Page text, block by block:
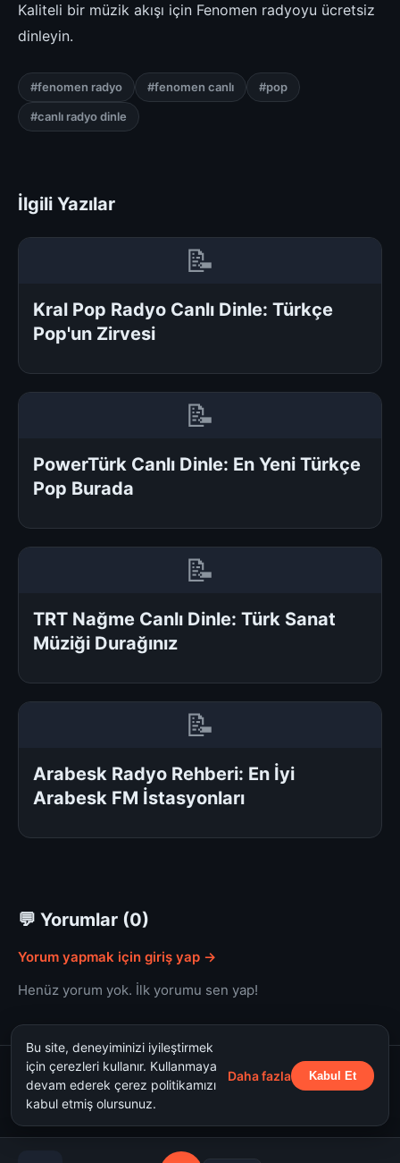
Kaliteli bir müzik akışı için Fenomen radyoyu ücretsiz
dinleyin.
#fenomen radyo #fenomen canlı #pop
#canlı radyo dinle
İlgili Yazılar
📝
Kral Pop Radyo Canlı Dinle: Türkçe
Pop'un Zirvesi
📝
PowerTürk Canlı Dinle: En Yeni Türkçe
Pop Burada
📝
TRT Nağme Canlı Dinle: Türk Sanat
Müziği Durağınız
📝
Arabesk Radyo Rehberi: En İyi
Arabesk FM İstasyonları
💬 Yorumlar (0)
Yorum yapmak için giriş yap →
Henüz yorum yok. İlk yorumu sen yap!
Hakkımızda Gizlilik PolitikasıKullanım Şartları
Axiir - Canlı Radyo Dinle © 2026
Bu site, deneyiminizi iyileştirmek
için çerezleri kullanır. Kullanmaya
devam ederek çerez politikamızı
kabul etmiş olursunuz.
Daha fazla Kabul Et